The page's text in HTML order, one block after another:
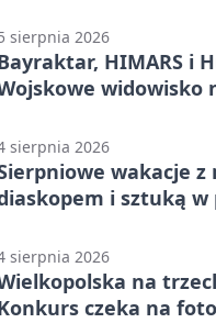
sierpnia 2026
HIMARS i
widowisko
sierpnia 2026
wakacje z
i sztuką w
sierpnia 2026
na
czeka na